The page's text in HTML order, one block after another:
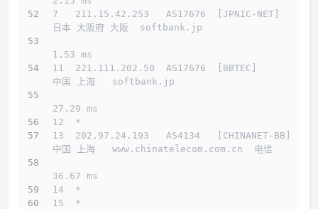
7   211.15.42.253   AS17676  [JPNIC-NET]
日本 大阪府 大阪  softbank.jp
1.53 ms
11  221.111.202.50  AS17676  [BBTEC]
中国 上海   softbank.jp
27.29 ms
12  *
13  202.97.24.193   AS4134   [CHINANET-BB]
中国 上海   www.chinatelecom.com.cn  电信
36.67 ms
14  *
15  *